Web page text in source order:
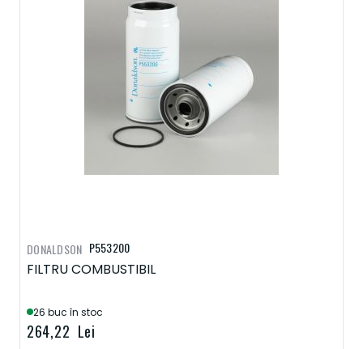
P553200
FILTRU COMBUSTIBIL
26 buc în stoc
264,22 Lei
DONALDSON